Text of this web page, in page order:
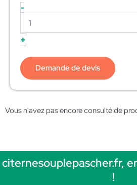
-
+
Demande de devis
Vous n'avez pas encore consulté de
citernesouplepascher.fr,
!